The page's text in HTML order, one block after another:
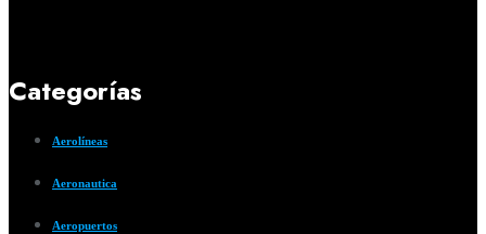
Categorías
Aerolíneas
Aeronautica
Aeropuertos